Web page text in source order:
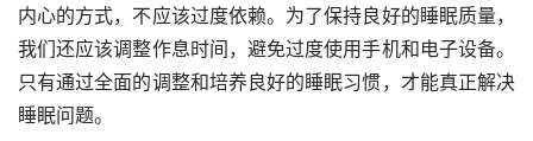
内心的方式，不应该过度依赖。为了保持良好的睡眠质量，
我们还应该调整作息时间，避免过度使用手机和电子设备。
只有通过全面的调整和培养良好的睡眠习惯，才能真正解决
睡眠问题。